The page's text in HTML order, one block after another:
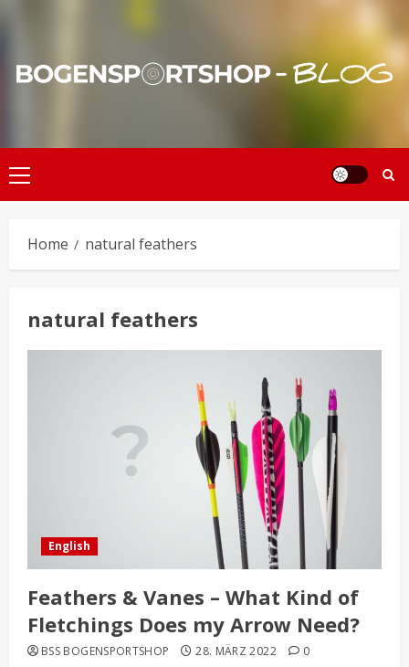
Primary
Menu
Home natural feathers
natural feathers
English
Feathers & Vanes – What Kind of
Fletchings Does my Arrow Need?
BSS BOGENSPORTSHOP 28. MÄRZ 2022 0